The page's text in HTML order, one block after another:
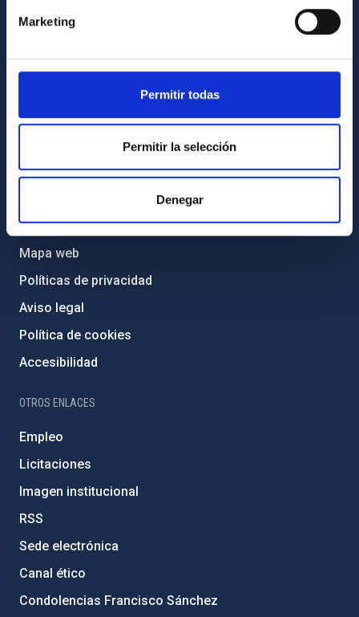
Marketing
Permitir todas
Permitir la selección
Denegar
Igualdad y diversidad de género
Medio Ambiente y Sostenibilidad
Proyectos institucionales
Financiación externa
Programa Severo Ochoa
Amigos del IAC
PORTAL DEL IAC
Mapa web
Políticas de privacidad
Aviso legal
Política de cookies
Accesibilidad
OTROS ENLACES
Empleo
Licitaciones
Imagen institucional
RSS
Sede electrónica
Canal ético
Condolencias Francisco Sánchez